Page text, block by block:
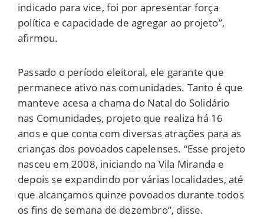
indicado para vice, foi por apresentar força
política e capacidade de agregar ao projeto”,
afirmou.
Passado o período eleitoral, ele garante que
permanece ativo nas comunidades. Tanto é que
manteve acesa a chama do Natal do Solidário
nas Comunidades, projeto que realiza há 16
anos e que conta com diversas atrações para as
crianças dos povoados capelenses. “Esse projeto
nasceu em 2008, iniciando na Vila Miranda e
depois se expandindo por várias localidades, até
que alcançamos quinze povoados durante todos
os fins de semana de dezembro”, disse.